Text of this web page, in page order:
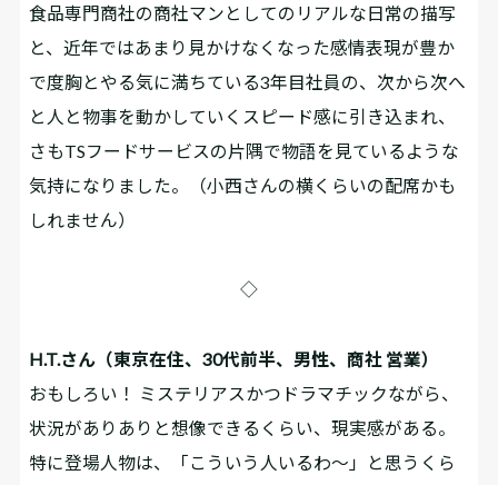
食品専門商社の商社マンとしてのリアルな日常の描写
と、近年ではあまり見かけなくなった感情表現が豊か
で度胸とやる気に満ちている3年目社員の、次から次へ
と人と物事を動かしていくスピード感に引き込まれ、
さもTSフードサービスの片隅で物語を見ているような
気持になりました。（小西さんの横くらいの配席かも
しれません）
◇
H.T.さん（東京在住、30代前半、男性、商社 営業）
おもしろい！ ミステリアスかつドラマチックながら、
状況がありありと想像できるくらい、現実感がある。
特に登場人物は、「こういう人いるわ～」と思うくら